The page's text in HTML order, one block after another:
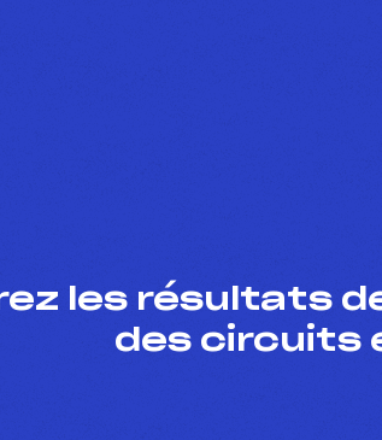
les résultats
des circuits